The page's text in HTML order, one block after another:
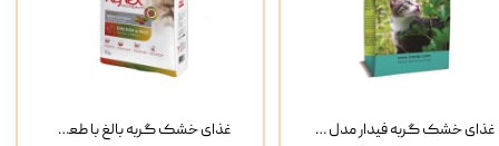
غذای خشک گربه بالغ با طعم مرغ و برنج رفلکس Reflex Multi Color Chicken And Rice وزن 1 کیلوگرم غذای خشک گربه فیدار مدل Adult وزن 10 کیلوگرم